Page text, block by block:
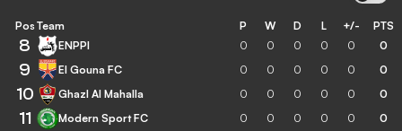
Pos Team P W D L +/- PTS
8 ENPPI 0 0 0 0 0 0
9 El Gouna FC 0 0 0 0 0 0
10 Ghazl Al Mahalla 0 0 0 0 0 0
11 Modern Sport FC 0 0 0 0 0 0